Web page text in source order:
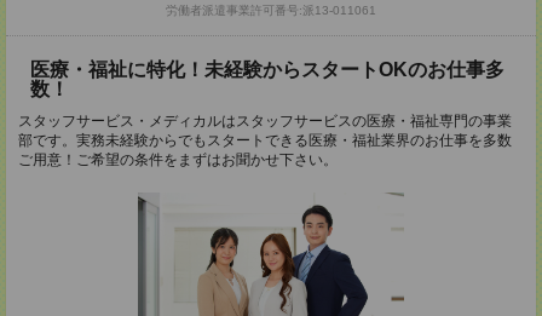
労働者派遣事業許可番号:派13-011061
医療・福祉に特化！未経験からスタートOKのお仕事多
数！
スタッフサービス・メディカルはスタッフサービスの医療・福祉専門の事業
部です。実務未経験からでもスタートできる医療・福祉業界のお仕事を多数
ご用意！ご希望の条件をまずはお聞かせ下さい。